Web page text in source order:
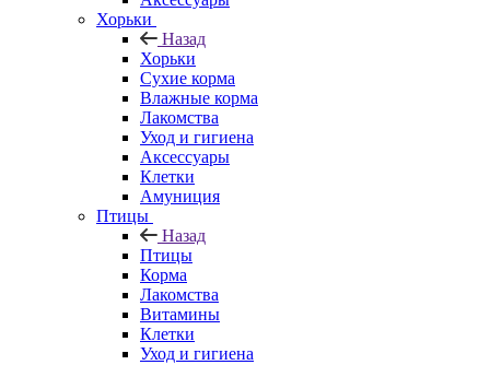
Хорьки
Назад
Хорьки
Сухие корма
Влажные корма
Лакомства
Уход и гигиена
Аксессуары
Клетки
Амуниция
Птицы
Назад
Птицы
Корма
Лакомства
Витамины
Клетки
Уход и гигиена